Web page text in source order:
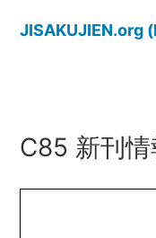
JISAKUJIEN.org
C85 新刊情